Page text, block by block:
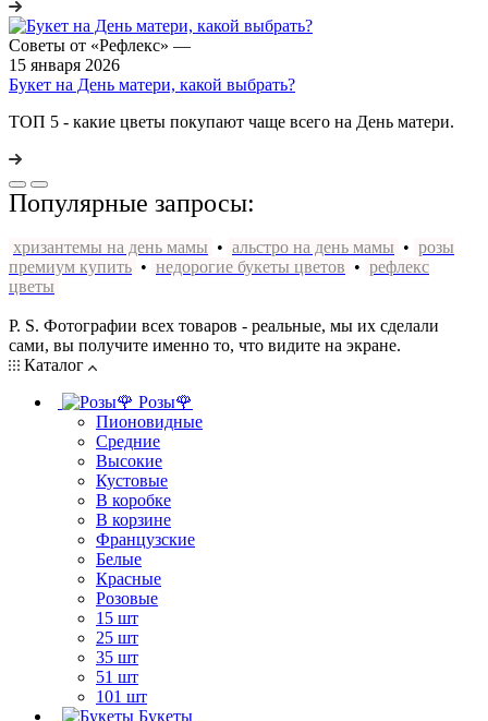
Советы от «Рефлекс» —
15 января 2026
Букет на День матери, какой выбрать?
ТОП 5 - какие цветы покупают чаще всего на День матери.
Популярные запросы:
хризантемы на день мамы • альстро на день мамы • розы
премиум купить • недорогие букеты цветов • рефлекс
цветы
P. S. Фотографии всех товаров - реальные, мы их сделали
сами, вы получите именно то, что видите на экране.
Каталог
Розы🌹
Пионовидные
Средние
Высокие
Кустовые
В коробке
В корзине
Французские
Белые
Красные
Розовые
15 шт
25 шт
35 шт
51 шт
101 шт
Букеты